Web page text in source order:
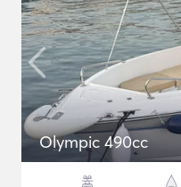
Olympic 490cc